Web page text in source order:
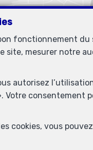
fonctionnement
site, mesurer notre
autorisez
Votre consentement
cookies, vous
Belgique - N°
Bruxelles (+32 2